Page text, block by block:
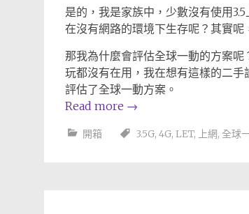
是的，我是家族中，少數沒有使用
在沒有網路的環境下生存呢？其實
那我為什麼會評估全球一動的方案
玩都沒有在用，我在想有這樣的二
評估了全球一動方案。
Read more →
開箱 3.5G, 4G, LET, 上網, 全球